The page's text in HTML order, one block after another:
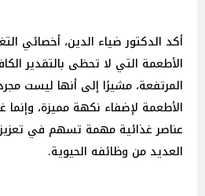
أكد الدكتور ضياء الدين، أخصائي
الأطعمة التي لا تحظى بالتقدير
المرتفعة، مشيرًا إلى أنها ليست
الأطعمة لإضفاء نكهة مميزة،
عناصر غذائية مهمة تسهم في
العديد من وظائفه الحيوية.